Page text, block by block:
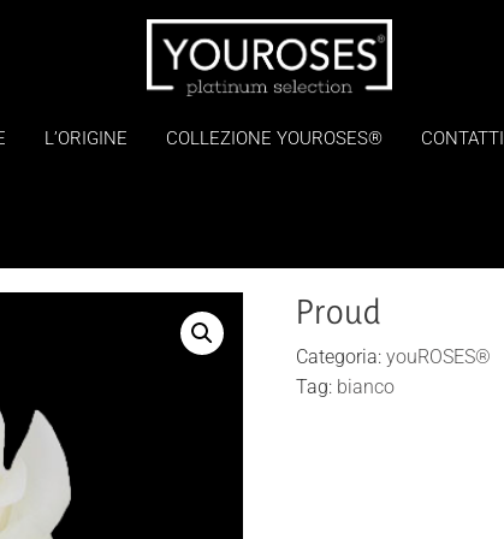
L’ORIGINE COLLEZIONE YOUROSES® CONTATTI
Proud
Categoria:youROSES®
Tag: bianco